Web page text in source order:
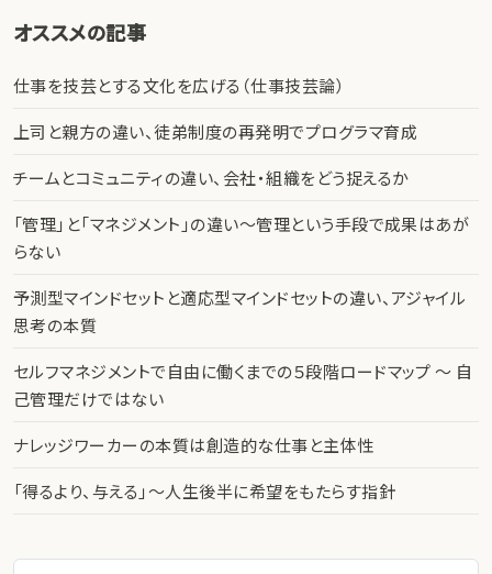
オススメの記事
仕事を技芸とする文化を広げる（仕事技芸論）
上司と親方の違い、徒弟制度の再発明でプログラマ育成
チームとコミュニティの違い、会社・組織をどう捉えるか
「管理」と「マネジメント」の違い〜管理という手段で成果はあが
らない
予測型マインドセットと適応型マインドセットの違い、アジャイル
思考の本質
セルフマネジメントで自由に働くまでの５段階ロードマップ 〜 自
己管理だけではない
ナレッジワーカーの本質は創造的な仕事と主体性
「得るより、与える」〜人生後半に希望をもたらす指針